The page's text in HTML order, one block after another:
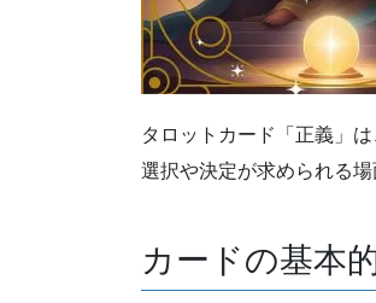
タロットカード「正義」
選択や決定が求められる
カードの基本